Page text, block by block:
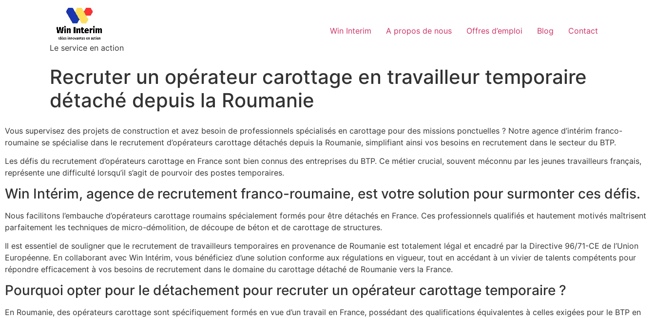
Le service en action
Win Interim A propos de nous Offres d’emploi Blog Contact
Recruter un opérateur carottage en travailleur temporaire
détaché depuis la Roumanie
Vous supervisez des projets de construction et avez besoin de professionnels spécialisés en carottage pour des missions ponctuelles ? Notre agence d’intérim franco-
roumaine se spécialise dans le recrutement d’opérateurs carottage détachés depuis la Roumanie, simplifiant ainsi vos besoins en recrutement dans le secteur du BTP.
Les défis du recrutement d’opérateurs carottage en France sont bien connus des entreprises du BTP. Ce métier crucial, souvent méconnu par les jeunes travailleurs français,
représente une difficulté lorsqu’il s’agit de pourvoir des postes temporaires.
Win Intérim, agence de recrutement franco-roumaine, est votre solution pour surmonter ces défis.
Nous facilitons l’embauche d’opérateurs carottage roumains spécialement formés pour être détachés en France. Ces professionnels qualifiés et hautement motivés maîtrisent
parfaitement les techniques de micro-démolition, de découpe de béton et de carottage de structures.
Il est essentiel de souligner que le recrutement de travailleurs temporaires en provenance de Roumanie est totalement légal et encadré par la Directive 96/71-CE de l’Union
Européenne. En collaborant avec Win Intérim, vous bénéficiez d’une solution conforme aux régulations en vigueur, tout en accédant à un vivier de talents compétents pour
répondre efficacement à vos besoins de recrutement dans le domaine du carottage détaché de Roumanie vers la France.
Pourquoi opter pour le détachement pour recruter un opérateur carottage temporaire ?
En Roumanie, des opérateurs carottage sont spécifiquement formés en vue d’un travail en France, possédant des qualifications équivalentes à celles exigées pour le BTP en